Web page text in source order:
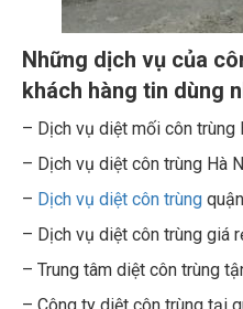
Những dịch vụ của
khách hàng tin dùng
– Dịch vụ diệt mối côn trùng
– Dịch vụ diệt côn trùng Hà
Dịch vụ diệt côn trùng
– Dịch vụ diệt côn trùng giá
– Trung tâm diệt côn trùng
– Công ty diệt côn trùng tại